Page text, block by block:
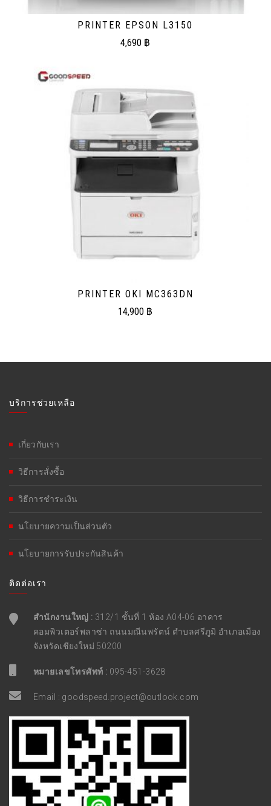
PRINTER EPSON L3150
4,690 ฿
PRINTER OKI MC363DN
14,900 ฿
บริการช่วยเหลือ
เกี่ยวกับเรา
วิธีการสั่งซื้อ
วิธีการชำระเงิน
นโยบายความเป็นส่วนตัว
นโยบายการรับประกันสินค้า
ติดต่อเรา
สำนักงานใหญ่ : 312/1 ชั้นที่ 1 ห้อง A04-06 อาคาร
คอมพิวเตอร์พลาซ่า ถนนมณีนพรัตน์ ตำบลศรีภูมิ อำเภอเมือง
จังหวัดเชียงใหม่ 50200
หมายเลขโทรศัพท์ : 095-451-3628
Email : goodspeed.project@outlook.com